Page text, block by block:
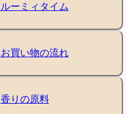
ルーミィタイム
お買い物の流れ
香りの原料